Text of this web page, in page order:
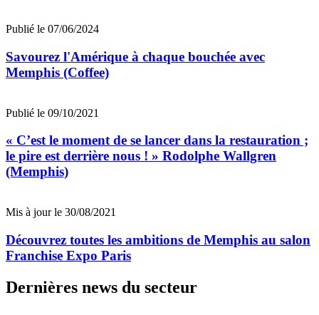
Publié le 07/06/2024
Savourez l'Amérique à chaque bouchée avec
Memphis (Coffee)
Publié le 09/10/2021
« C’est le moment de se lancer dans la restauration ;
le pire est derrière nous ! » Rodolphe Wallgren
(Memphis)
Mis à jour le 30/08/2021
Découvrez toutes les ambitions de Memphis au salon
Franchise Expo Paris
Dernières news du secteur